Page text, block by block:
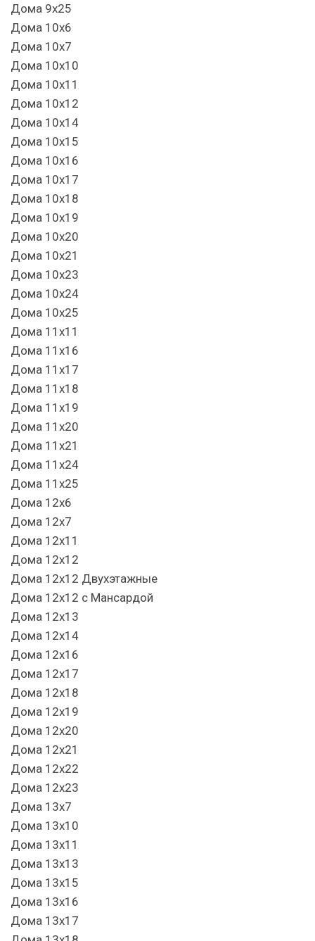
Дома 9х25
Дома 10х6
Дома 10х7
Дома 10х10
Дома 10х11
Дома 10х12
Дома 10х14
Дома 10х15
Дома 10х16
Дома 10х17
Дома 10х18
Дома 10х19
Дома 10х20
Дома 10х21
Дома 10х23
Дома 10х24
Дома 10х25
Дома 11х11
Дома 11х16
Дома 11х17
Дома 11х18
Дома 11х19
Дома 11х20
Дома 11х21
Дома 11х24
Дома 11х25
Дома 12х6
Дома 12х7
Дома 12х11
Дома 12х12
Дома 12х12 Двухэтажные
Дома 12х12 с Мансардой
Дома 12х13
Дома 12х14
Дома 12х16
Дома 12х17
Дома 12х18
Дома 12х19
Дома 12х20
Дома 12х21
Дома 12х22
Дома 12х23
Дома 13х7
Дома 13х10
Дома 13х11
Дома 13х13
Дома 13х15
Дома 13х16
Дома 13х17